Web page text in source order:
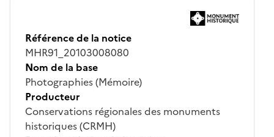
Référence de la notice
MHR91_20103008080
Nom de la base
Photographies (Mémoire)
Producteur
Conservations régionales des monuments
historiques (CRMH)